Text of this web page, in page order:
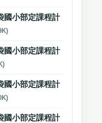
國小部定課程計
國小部定課程計
國小部定課程計
國小部定課程計